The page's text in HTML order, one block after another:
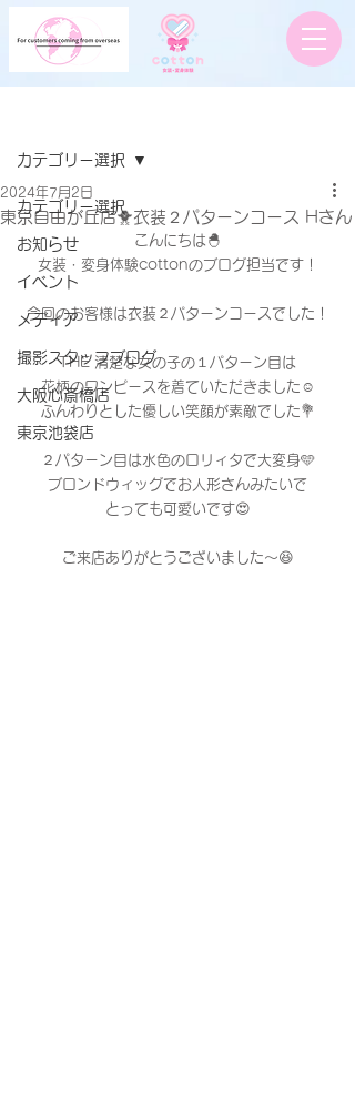
カテゴリー選択
お知らせ
イベント
メディア
撮影スタッフブログ
大阪心斎橋店
東京池袋店
カテゴリー選択
東京自由が丘店🐥衣装２パターンコース Hさん
2024年7月2日
こんにちは🐣
女装・変身体験cottonのブログ担当です！
今回のお客様は衣装２パターンコースでした！
THE 清楚な女の子の１パターン目は
花柄のワンピースを着ていただきました☺️
ふんわりとした優しい笑顔が素敵でした💐
２パターン目は水色のロリィタで大変身🩵
ブロンドウィッグでお人形さんみたいで
とっても可愛いです😍
ご来店ありがとうございました〜😆